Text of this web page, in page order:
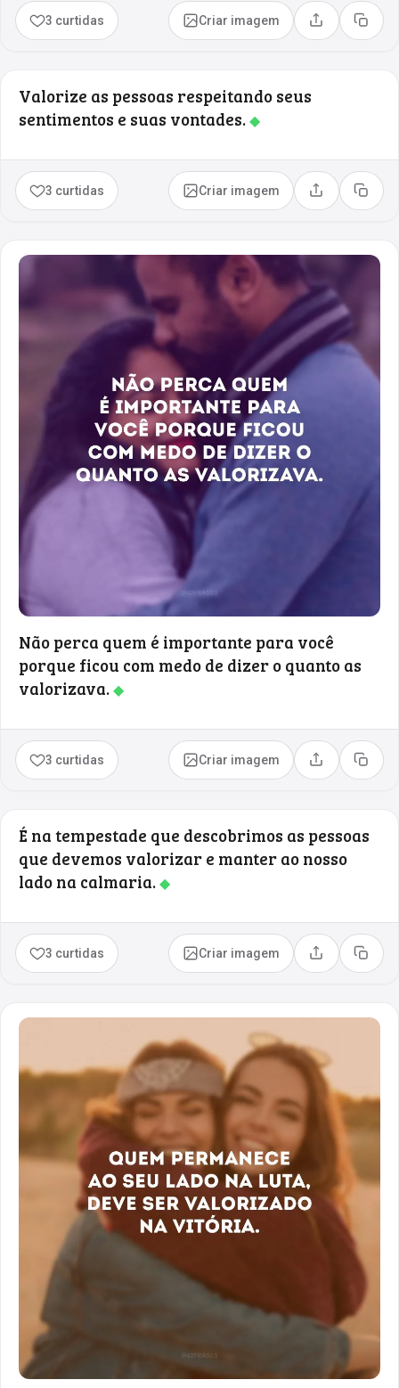
3 curtidas Criar imagem Compartilhar
Copiar
Valorize as pessoas respeitando seus
sentimentos e suas vontades.◆
3 curtidas Criar imagem Compartilhar
Copiar
Não perca quem é importante para você
porque ficou com medo de dizer o quanto as
valorizava.◆
3 curtidas Criar imagem Compartilhar
Copiar
É na tempestade que descobrimos as pessoas
que devemos valorizar e manter ao nosso
lado na calmaria.◆
3 curtidas Criar imagem Compartilhar
Copiar